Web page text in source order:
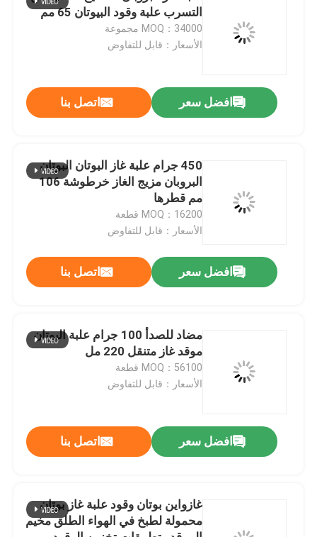
أشرطة فيديو
معلومات عنا
أخبار
صمام غاز البوتان
التسرب علبة وقود البيوتان 65 مم
MOQ：34000 مجموعة
الأسعار：قابل للتفاوض
افضل سعر اتصل بنا
450 جرام علبة غاز البوتان البوتان
البروبان مزيج الغاز خرطوشة 106
مم قطرها
MOQ：16200 قطعة
الأسعار：قابل للتفاوض
افضل سعر اتصل بنا
مضاد للصدأ 100 جرام علبة البوتان
موقد غاز متنقل 220 مل
MOQ：56100 قطعة
الأسعار：قابل للتفاوض
افضل سعر اتصل بنا
غازواين بوتان وقود علبة غاز بوتان
محمولة لطبخ في الهواء الطلق مخيم